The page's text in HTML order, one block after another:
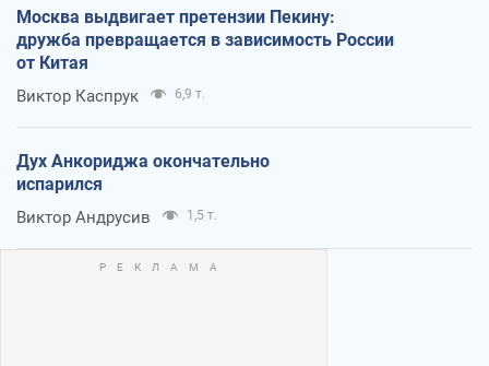
Москва выдвигает претензии Пекину:
дружба превращается в зависимость России
от Китая
Виктор Каспрук 6,9 т.
Дух Анкориджа окончательно
испарился
Виктор Андрусив 1,5 т.